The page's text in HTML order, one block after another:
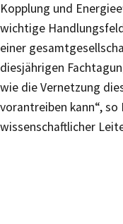
Kopplung und
wichtige
einer
diesjährigen
wie die Vernetzung
vorantreiben kann“, so
wissenschaftlicher